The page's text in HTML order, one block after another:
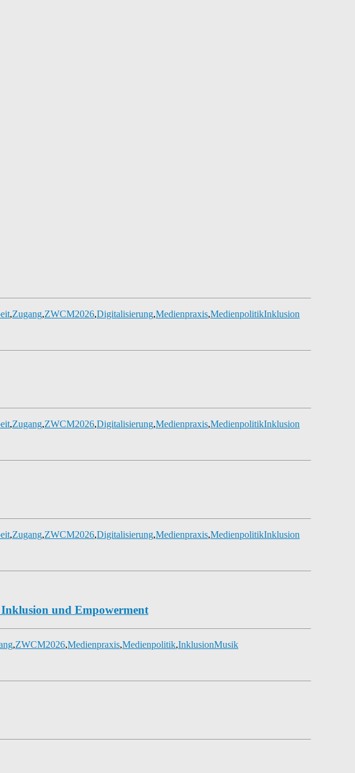
,Zugang,ZWCM2026,Digitalisierung,Medienpraxis,MedienpolitikInklusion
,Zugang,ZWCM2026,Digitalisierung,Medienpraxis,MedienpolitikInklusion
,Zugang,ZWCM2026,Digitalisierung,Medienpraxis,MedienpolitikInklusion
Inklusion und Empowerment
,ZWCM2026,Medienpraxis,Medienpolitik,InklusionMusik